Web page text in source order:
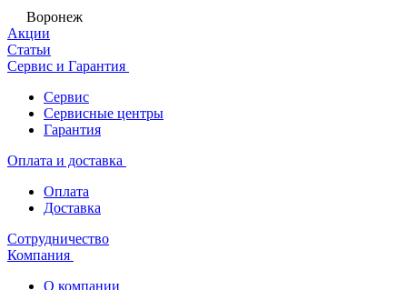
Воронеж
Акции
Статьи
Сервис и Гарантия
Сервис
Сервисные центры
Гарантия
Оплата и доставка
Оплата
Доставка
Сотрудничество
Компания
О компании